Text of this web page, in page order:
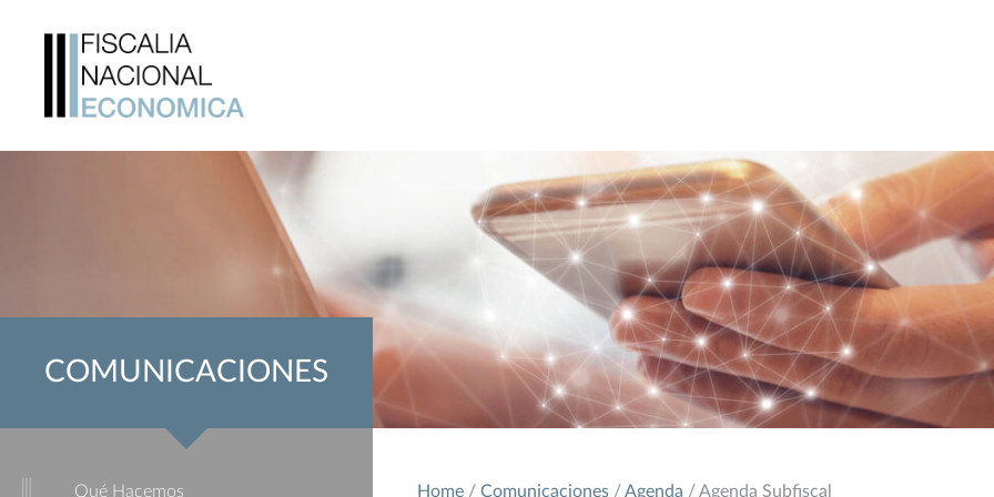
COMUNICACIONES
Qué Hacemos Home / Comunicaciones / Agenda / Agenda Subfiscal